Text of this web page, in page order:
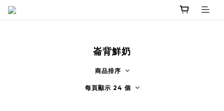
崙背鮮奶
商品排序
每頁顯示 24 個